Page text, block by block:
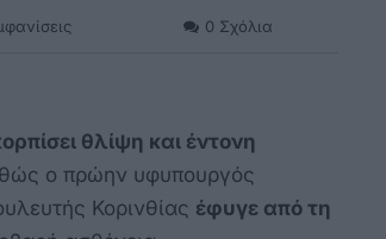
0 Σχόλια
θλίψη και έντονη
ο πρώην υφυπουργός
Κορινθίας έφυγε από τη